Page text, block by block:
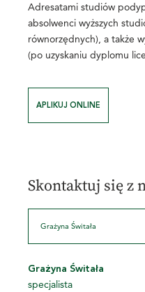
Adresatami studiów
absolwenci wyższych
równorzędnych), a także
(po uzyskaniu dyplomu
APLIKUJ ONLINE
Skontaktuj się z
Grażyna Świtała
Grażyna Świtała
specjalista